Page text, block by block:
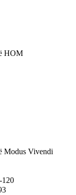
120